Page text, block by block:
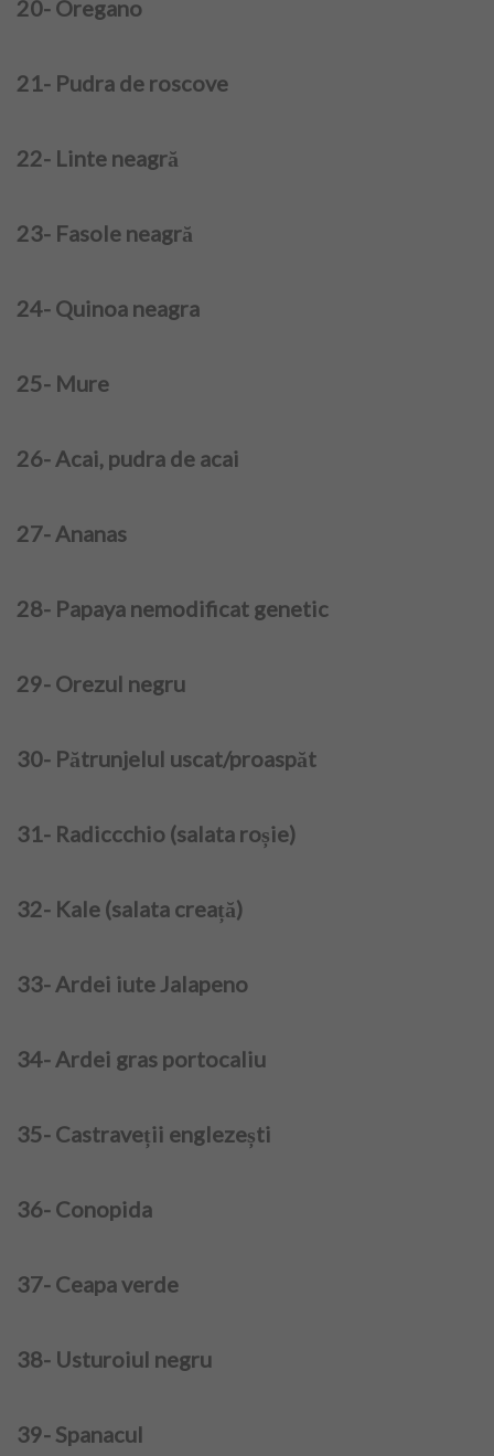
20- Oregano
21- Pudra de roscove
22- Linte neagră
23- Fasole neagră
24- Quinoa neagra
25- Mure
26- Acai, pudra de acai
27- Ananas
28- Papaya nemodificat genetic
29- Orezul negru
30- Pătrunjelul uscat/proaspăt
31- Radiccchio (salata roșie)
32- Kale (salata creață)
33- Ardei iute Jalapeno
34- Ardei gras portocaliu
35- Castraveții englezești
36- Conopida
37- Ceapa verde
38- Usturoiul negru
39- Spanacul